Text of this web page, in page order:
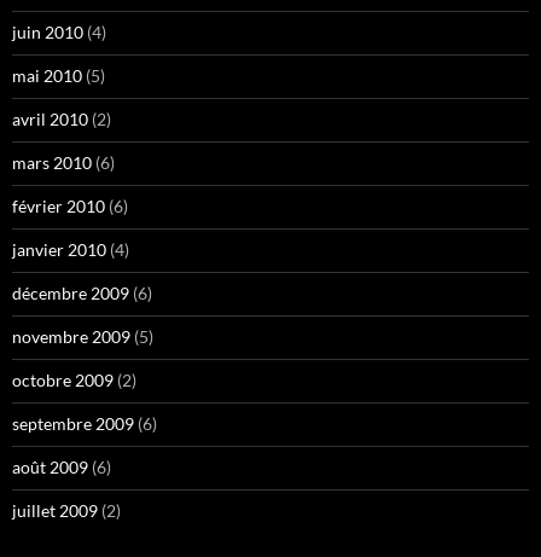
juin 2010 (4)
mai 2010 (5)
avril 2010 (2)
mars 2010 (6)
février 2010 (6)
janvier 2010 (4)
décembre 2009 (6)
novembre 2009 (5)
octobre 2009 (2)
septembre 2009 (6)
août 2009 (6)
juillet 2009 (2)